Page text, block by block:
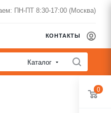
ПН-ПТ 8:30-17:00 (Москва)
КОНТАКТЫ
Каталог
0